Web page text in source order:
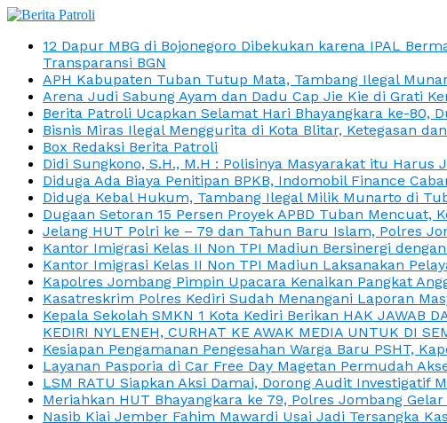
12 Dapur MBG di Bojonegoro Dibekukan karena IPAL
Transparansi BGN
APH Kabupaten Tuban Tutup Mata, Tambang Ilegal
Arena Judi Sabung Ayam dan Dadu Cap Jie Kie di Grati
Berita Patroli Ucapkan Selamat Hari Bhayangkara ke-80,
Bisnis Miras Ilegal Menggurita di Kota Blitar, Ketegasan
Box Redaksi Berita Patroli
Didi Sungkono, S.H., M.H : Polisinya Masyarakat itu
Diduga Ada Biaya Penitipan BPKB, Indomobil Finance
Diduga Kebal Hukum, Tambang Ilegal Milik Munarto di
Dugaan Setoran 15 Persen Proyek APBD Tuban Mencuat,
Jelang HUT Polri ke – 79 dan Tahun Baru Islam, Polres
Kantor Imigrasi Kelas II Non TPI Madiun Bersinergi
Kantor Imigrasi Kelas II Non TPI Madiun Laksanakan
Kapolres Jombang Pimpin Upacara Kenaikan Pangkat
Kasatreskrim Polres Kediri Sudah Menangani Laporan
Kepala Sekolah SMKN 1 Kota Kediri Berikan HAK JAWAB
KEDIRI NYLENEH, CURHAT KE AWAK MEDIA UNTUK DI
Kesiapan Pengamanan Pengesahan Warga Baru PSHT,
Layanan Pasporia di Car Free Day Magetan Permudah
LSM RATU Siapkan Aksi Damai, Dorong Audit Investigatif
Meriahkan HUT Bhayangkara ke 79, Polres Jombang
Nasib Kiai Jember Fahim Mawardi Usai Jadi Tersangka